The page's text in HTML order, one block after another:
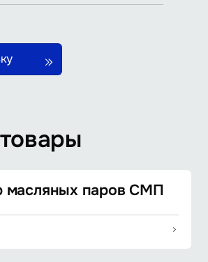
масляных паров СМП